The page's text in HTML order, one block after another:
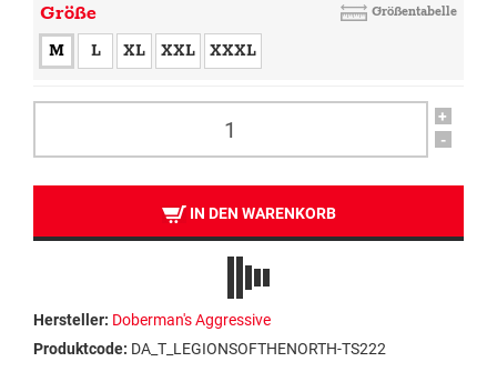
Größe Größentabelle
M L XL XXL XXXL
+
-
IN DEN WARENKORB
Hersteller: Doberman's Aggressive
Produktcode: DA_T_LEGIONSOFTHENORTH-TS222